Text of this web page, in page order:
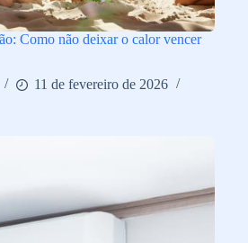
Como não deixar o calor vencer
11 de fevereiro de 2026